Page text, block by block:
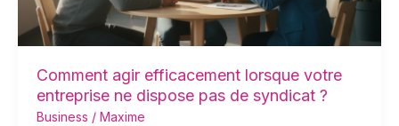
Comment agir efficacement lorsque votre
entreprise ne dispose pas de syndicat ?
Business / Maxime
pas
de
?